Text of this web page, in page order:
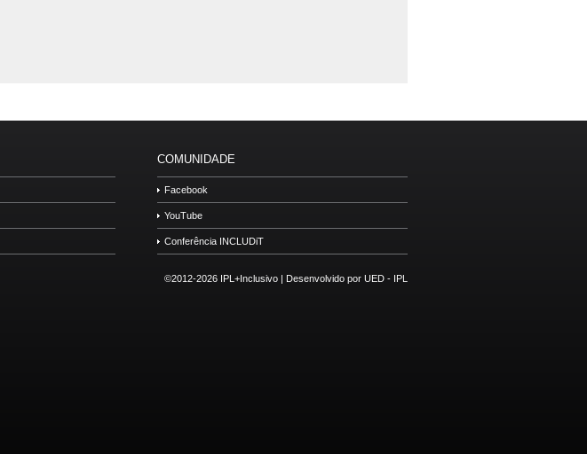
COMUNIDADE
Facebook
YouTube
Conferência INCLUDiT
©2012-2026 IPL+Inclusivo | Desenvolvido por UED - IPL